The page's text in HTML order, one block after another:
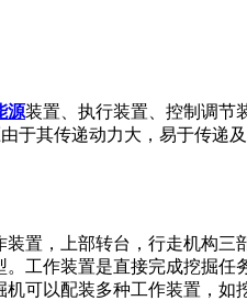
源装置、执行装置、控制调节
于其传递动力大，易于传递及
置，上部转台，行走机构三
工作装置是直接完成挖掘任
可以配装多种工作装置，如